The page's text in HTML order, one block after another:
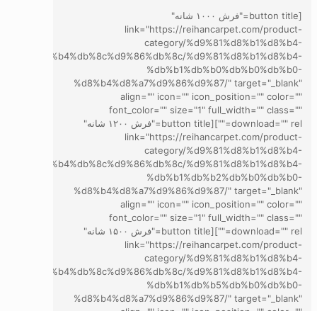
[button title="فرش ۱۰۰۰ شانه"
link="https://reihancarpet.com/product-
category/%d9%81%d8%b1%d8%b4-
%d9%81%d8%b1%d8%b4-
%db%b1%db%b0%db%b0%db%b0-
%d8%b4%d8%a7%d9%86%d9%87/" target="_blank"
align="" icon="" icon_position="" color=""
font_color="" size="1" full_width="" class=""
download="" rel=""][button title="فرش ۱۲۰۰ شانه"
link="https://reihancarpet.com/product-
category/%d9%81%d8%b1%d8%b4-
%d9%81%d8%b1%d8%b4-
%db%b1%db%b2%db%b0%db%b0-
%d8%b4%d8%a7%d9%86%d9%87/" target="_blank"
align="" icon="" icon_position="" color=""
font_color="" size="1" full_width="" class=""
download="" rel=""][button title="فرش ۱۵۰۰ شانه"
link="https://reihancarpet.com/product-
category/%d9%81%d8%b1%d8%b4-
%d9%81%d8%b1%d8%b4-
%db%b1%db%b5%db%b0%db%b0-
%d8%b4%d8%a7%d9%86%d9%87/" target="_blank"